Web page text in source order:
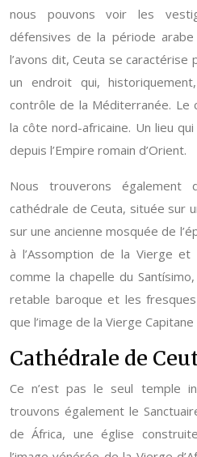
nous pouvons voir les
défensives de la période
l’avons dit, Ceuta se caractérise
un endroit qui,
contrôle de la Méditerranée. Le
la côte nord-africaine. Un lieu
depuis l’Empire romain d’Orient.
Nous trouverons
cathédrale de Ceuta, située sur
sur une ancienne mosquée de
à l’Assomption de la Vierge
comme la chapelle du
retable baroque et les
que l’image de la Vierge
Cathédrale de
Ce n’est pas le seul temple
trouvons également le
de África, une église